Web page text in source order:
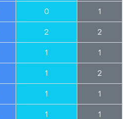
0 1
2 2
1 1
1 2
1 1
1 1